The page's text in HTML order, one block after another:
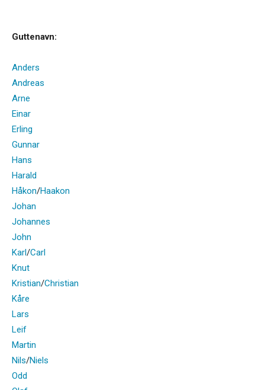
Guttenavn:
Anders
Andreas
Arne
Einar
Erling
Gunnar
Hans
Harald
Håkon/Haakon
Johan
Johannes
John
Karl/Carl
Knut
Kristian/Christian
Kåre
Lars
Leif
Martin
Nils/Niels
Odd